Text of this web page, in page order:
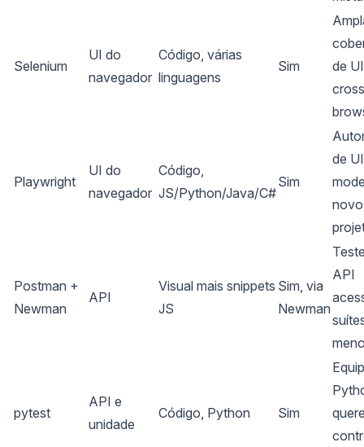
Selenium
UI do
navegador
Código, várias
linguagens
Sim
de UI
Playwright
UI do
navegador
Código,
JS/Python/Java/C#
Sim
de UI
Postman +
Newman
API
Visual mais snippets
JS
Sim, via
Newman
API
pytest
API e
unidade
Código, Python Sim